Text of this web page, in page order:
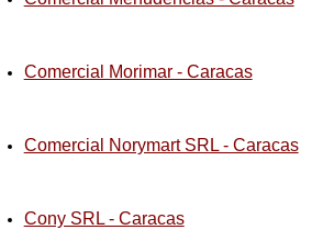
Comercial Morimar - Caracas
Comercial Norymart SRL - Caracas
Cony SRL - Caracas